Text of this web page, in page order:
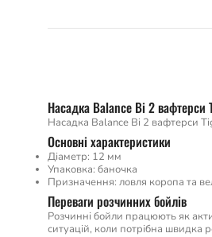
Насадка Balance Bi 2
Насадка Balance Bi 2 вафтерси
Основні характеристики
Діаметр: 12 мм
Упаковка: баночка
Призначення: ловля коропа та
Переваги розчинних бойлів
Розчинні бойли працюють як
ситуацій, коли потрібна швидка